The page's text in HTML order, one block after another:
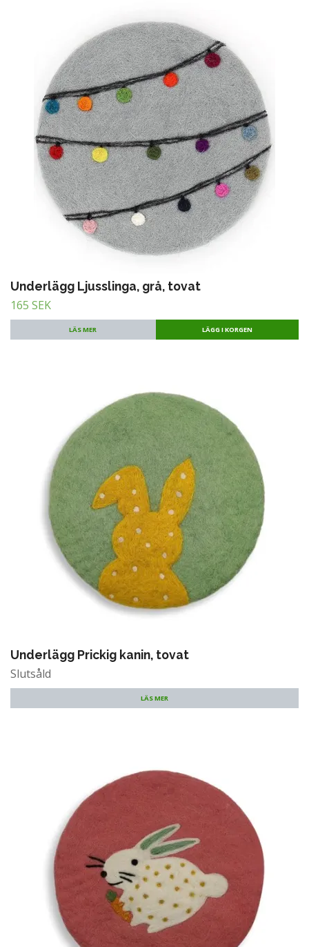
Underlägg Ljusslinga, grå, tovat
165 SEK
LÄS MER
Underlägg Prickig kanin, tovat
Slutsåld
LÄS MER